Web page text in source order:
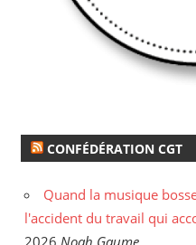
CONFÉDÉRATION CGT
Quand la musique
l'accident du travail qui
2026 Noah Gaume